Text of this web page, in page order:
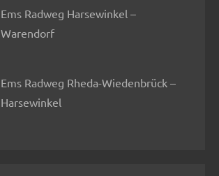
Ems Radweg Harsewinkel –
Warendorf
Ems Radweg Rheda-Wiedenbrück –
Harsewinkel